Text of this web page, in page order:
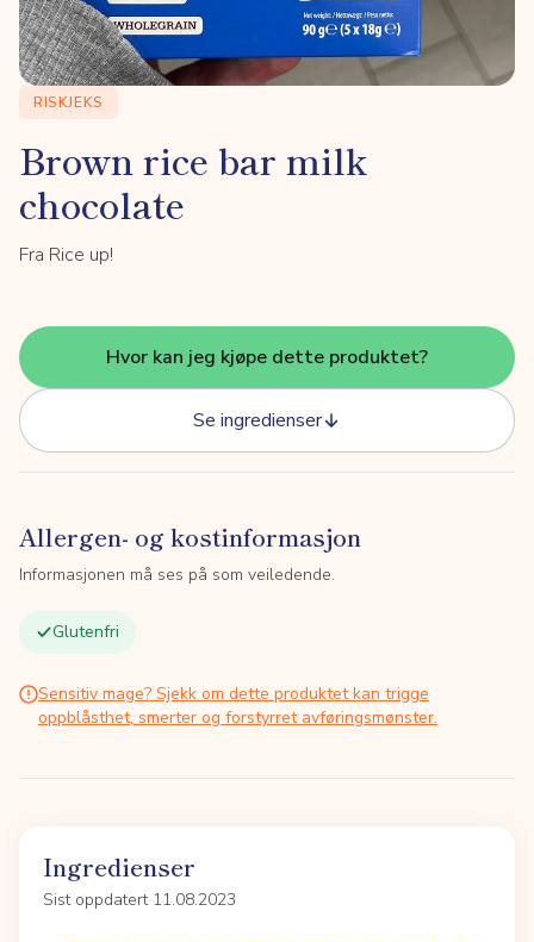
RISKJEKS
Brown rice bar milk
chocolate
Fra Rice up!
Hvor kan jeg kjøpe dette produktet?
Se ingredienser
Allergen- og kostinformasjon
Informasjonen må ses på som veiledende.
Glutenfri
Sensitiv mage? Sjekk om dette produktet kan trigge
oppblåsthet, smerter og forstyrret avføringsmønster.
Ingredienser
Sist oppdatert 11.08.2023